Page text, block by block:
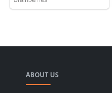
ABOUT US